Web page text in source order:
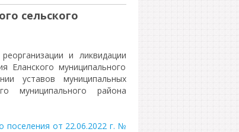
сельского
и ликвидации
Еланского муниципального
уставов муниципальных
муниципального района
поселения от 22.06.2022 г. №